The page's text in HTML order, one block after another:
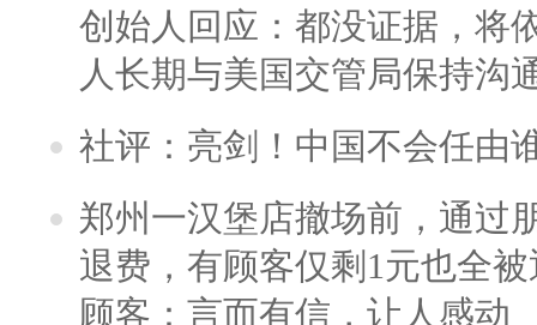
创始人回应：都没证据，将
人长期与美国交管局保持沟
社评：亮剑！中国不会任由
郑州一汉堡店撤场前，通过
退费，有顾客仅剩1元也全
顾客：言而有信，让人感动